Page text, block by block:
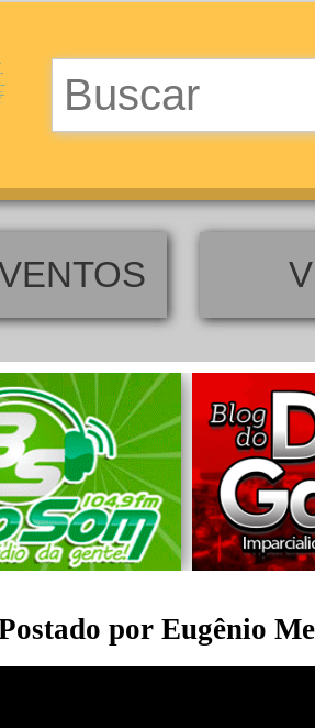
por Eugênio